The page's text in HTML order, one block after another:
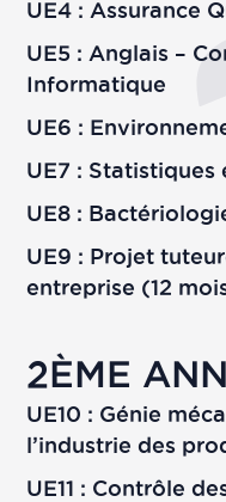
UE4 : Assurance
UE5 : Anglais –
Informatique
UE6 :
UE7 :
UE8 :
UE9 : Projet
entreprise (12
2ÈME
UE10 : Génie
l’industrie des
UE11 : Contrôle